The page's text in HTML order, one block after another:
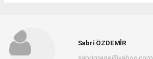
Sabri ÖZDEMİR